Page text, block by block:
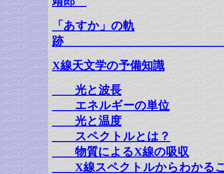
「あすか」の軌
跡 長瀬
X線天文学の予備知識
光と波長
エネルギーの単位
光と温度
スペクトルとは？
物質によるX線の吸収
X線スペクトルからわかる